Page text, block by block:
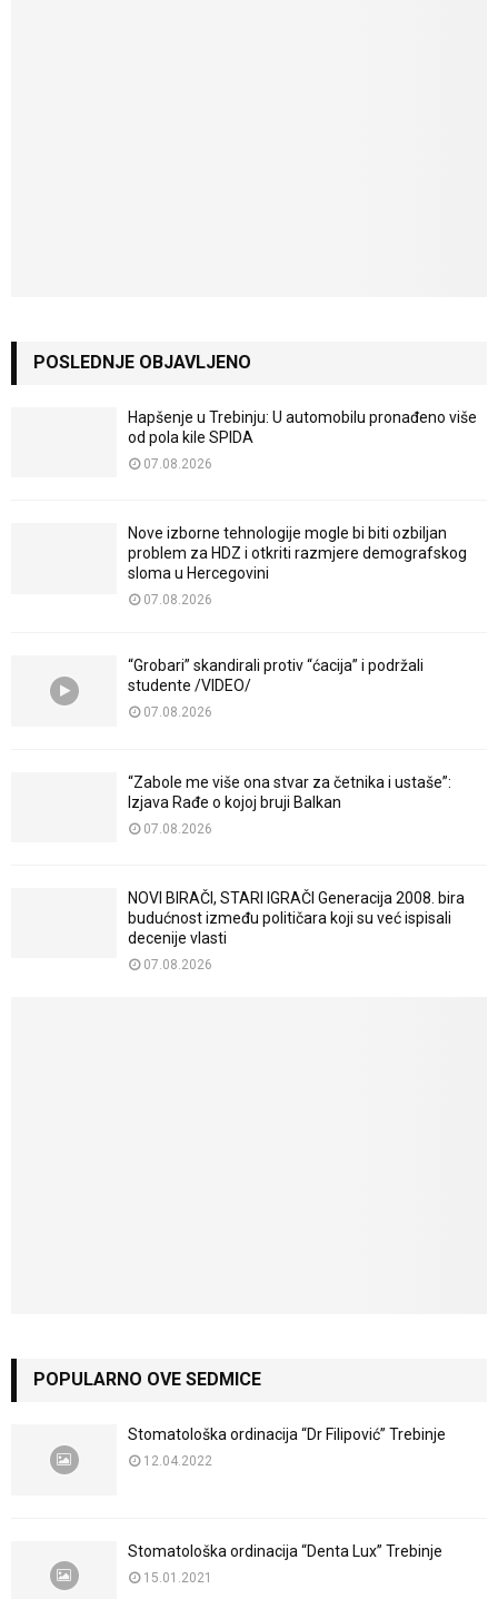
POSLEDNJE OBJAVLJENO
Hapšenje u Trebinju: U automobilu pronađeno više
od pola kile SPIDA
07.08.2026
Nove izborne tehnologije mogle bi biti ozbiljan
problem za HDZ i otkriti razmjere demografskog
sloma u Hercegovini
07.08.2026
“Grobari” skandirali protiv “ćacija” i podržali
studente /VIDEO/
07.08.2026
“Zabole me više ona stvar za četnika i ustaše”:
Izjava Rađe o kojoj bruji Balkan
07.08.2026
NOVI BIRAČI, STARI IGRAČI Generacija 2008. bira
budućnost između političara koji su već ispisali
decenije vlasti
07.08.2026
POPULARNO OVE SEDMICE
Stomatološka ordinacija “Dr Filipović” Trebinje
12.04.2022
Stomatološka ordinacija “Denta Lux” Trebinje
15.01.2021